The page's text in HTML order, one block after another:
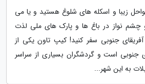
زیبا و اسکله های شلوغ هستید و یا می
چشم نواز در باغ ها و پارک های ملی لذت
جنوبی سفر کنید! کیپ تاون یکی از
جنوبی است و گردشگران بسیاری از سراسر
به این شهر...